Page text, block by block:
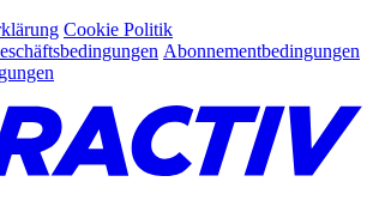
Cookie Politik
Abonnementbedingungen